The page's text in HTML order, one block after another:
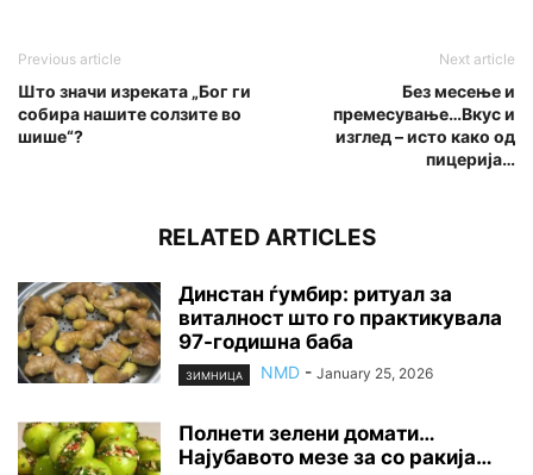
Previous article
Што значи изреката „Бог ги
собира нашите солзите во
шише“?
Next article
Без месење и
премесување…Вкус и
изглед – исто како од
пицерија…
RELATED ARTICLES
Динстан ѓумбир: ритуал за
виталност што го практикувала
97-годишна баба
ЗИМНИЦА NMD - January 25, 2026
Полнети зелени домати…
Најубавото мезе за со ракија…